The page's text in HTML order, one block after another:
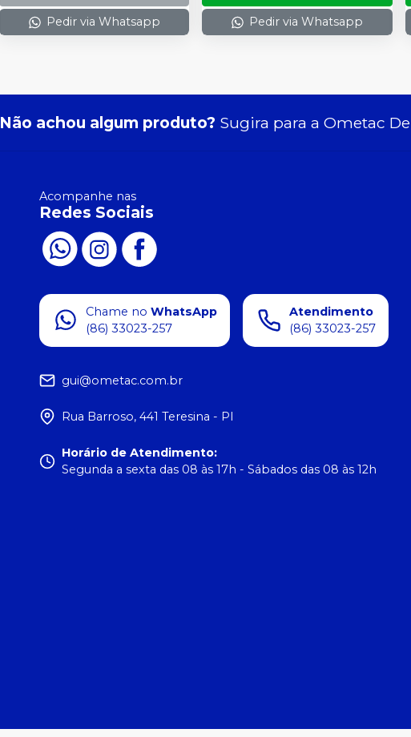
Pedir via Whatsapp Pedir via Whatsapp
Não achou algum produto? Sugira para a Ometac
Acompanhe nas
Redes Sociais
Chame no WhatsApp
(86) 33023-257
Atendimento
(86) 33023-257
gui@ometac.com.br
Rua Barroso, 441 Teresina - PI
Horário de Atendimento:
Segunda a sexta das 08 às 17h - Sábados das 08 às 12h